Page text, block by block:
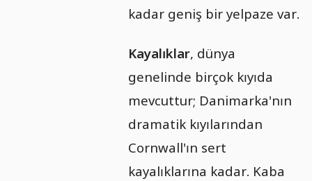
kadar geniş bir yelpaze var.
Kayalıklar, dünya
genelinde birçok kıyıda
mevcuttur; Danimarka'nın
dramatik kıyılarından
Cornwall'ın sert
kayalıklarına kadar. Kaba